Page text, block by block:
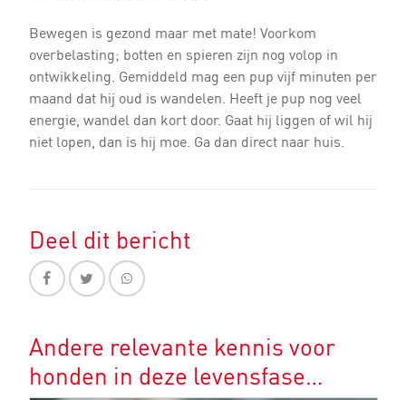
Bewegen is gezond maar met mate! Voorkom
overbelasting; botten en spieren zijn nog volop in
ontwikkeling. Gemiddeld mag een pup vijf minuten per
maand dat hij oud is wandelen. Heeft je pup nog veel
energie, wandel dan kort door. Gaat hij liggen of wil hij
niet lopen, dan is hij moe. Ga dan direct naar huis.
Deel dit bericht
Andere relevante kennis voor
honden in deze levensfase…